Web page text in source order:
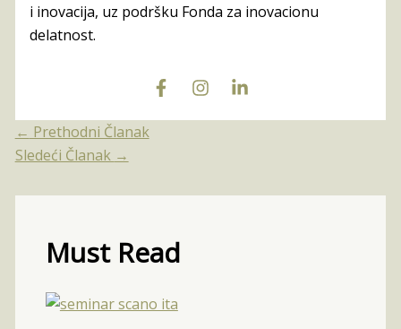
i inovacija, uz podršku Fonda za inovacionu
delatnost.
← Prethodni Članak
Sledeći Članak →
Must Read